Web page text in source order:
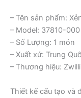
– Tên sản phẩm:
– Model: 37810-000
– Số Lượng: 1 món
– Xuất xứ: Trung
– Thương hiệu:
Thiết kế cấu tạo và